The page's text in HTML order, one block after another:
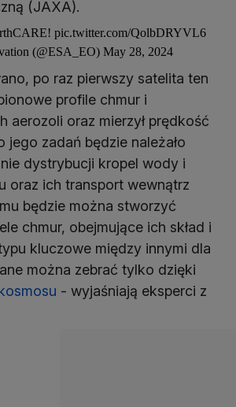
(JAXA).
! pic.twitter.com/QolbDRYVL6
(@ESA_EO) May 28, 2024
po raz pierwszy satelita ten
profile chmur i
aerozoli oraz mierzył prędkość
jego zadań będzie należało
dystrybucji kropel wody i
oraz ich transport wewnątrz
będzie można stworzyć
chmur, obejmujące ich skład i
kluczowe między innymi dla
można zebrać tylko dzięki
- wyjaśniają eksperci z